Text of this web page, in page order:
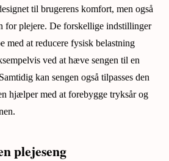
til brugerens komfort, men også
for plejere. De forskellige indstillinger
med at reducere fysisk belastning
ved at hæve sengen til en
kan sengen også tilpasses den
hjælper med at forebygge tryksår og
plejeseng